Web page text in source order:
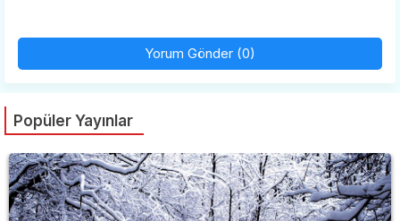
Yorum Gönder (0)
Popüler Yayınlar